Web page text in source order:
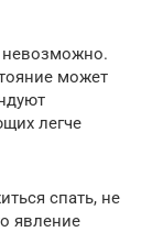
невозможно.
может
легче
спать, не
явление